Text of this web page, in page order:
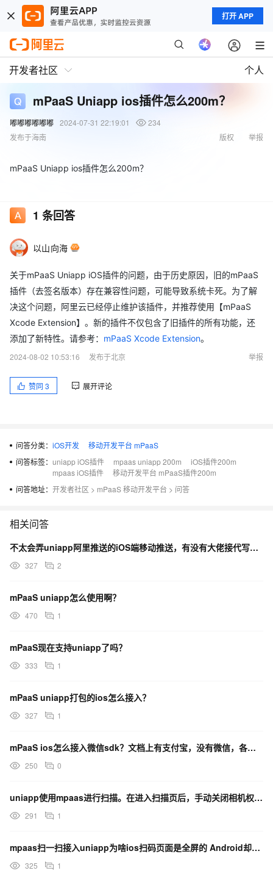
打开 APP
开发者社区 个人
mPaaS Uniapp ios插件怎么200m？
嘟嘟嘟嘟嘟嘟 2024-07-31 22:19:01
234
发布于海南
举报
版权
mPaaS Uniapp ios插件怎么200m？
1 条回答
以山向海
关于mPaaS Uniapp iOS插件的问题，由于历史原因，旧的mPaaS
插件（去签名版本）存在兼容性问题，可能导致系统卡死。为了解
决这个问题，阿里云已经停止维护该插件，并推荐使用【mPaaS
Xcode Extension】。新的插件不仅包含了旧插件的所有功能，还
添加了新特性。请参考： mPaaS Xcode Extension。
2024-08-02 10:53:16
发布于北京 举报
赞同 3 展开评论
问答分类： iOS开发
移动开发平台 mPaaS
问答标签： uniapp iOS插件 mpaas uniapp 200m
iOS插件200m
mpaas iOS插件
移动开发平台 mPaaS插件200m
问答地址： 开发者社区 > mPaaS 移动开发平台 > 问答
相关问答
不太会弄uniapp阿里推送的iOS端移动推送，有没有大佬接代写的报个价和时间
327 2
mPaaS uniapp怎么使用啊？
470 1
mPaaS现在支持uniapp了吗？
333 1
mPaaS uniapp打包的ios怎么接入？
327 1
mPaaS ios怎么接入微信sdk？文档上有支付宝，没有微信，各位都怎么解决的？
250 0
uniapp使用mpaas进行扫描。在进入扫描页后，手动关闭相机权限。这是申请权限如何进行目的说明？
291 1
mpaas扫一扫接入uniapp为啥ios扫码页面是全屏的 Android却不是全屏的？
325 1